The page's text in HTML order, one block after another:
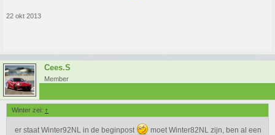
22 okt 2013
Cees.S
Member
Winter zei: ↑
er staat Winter92NL in de beginpost
moet Winter82NL zijn, ben al een